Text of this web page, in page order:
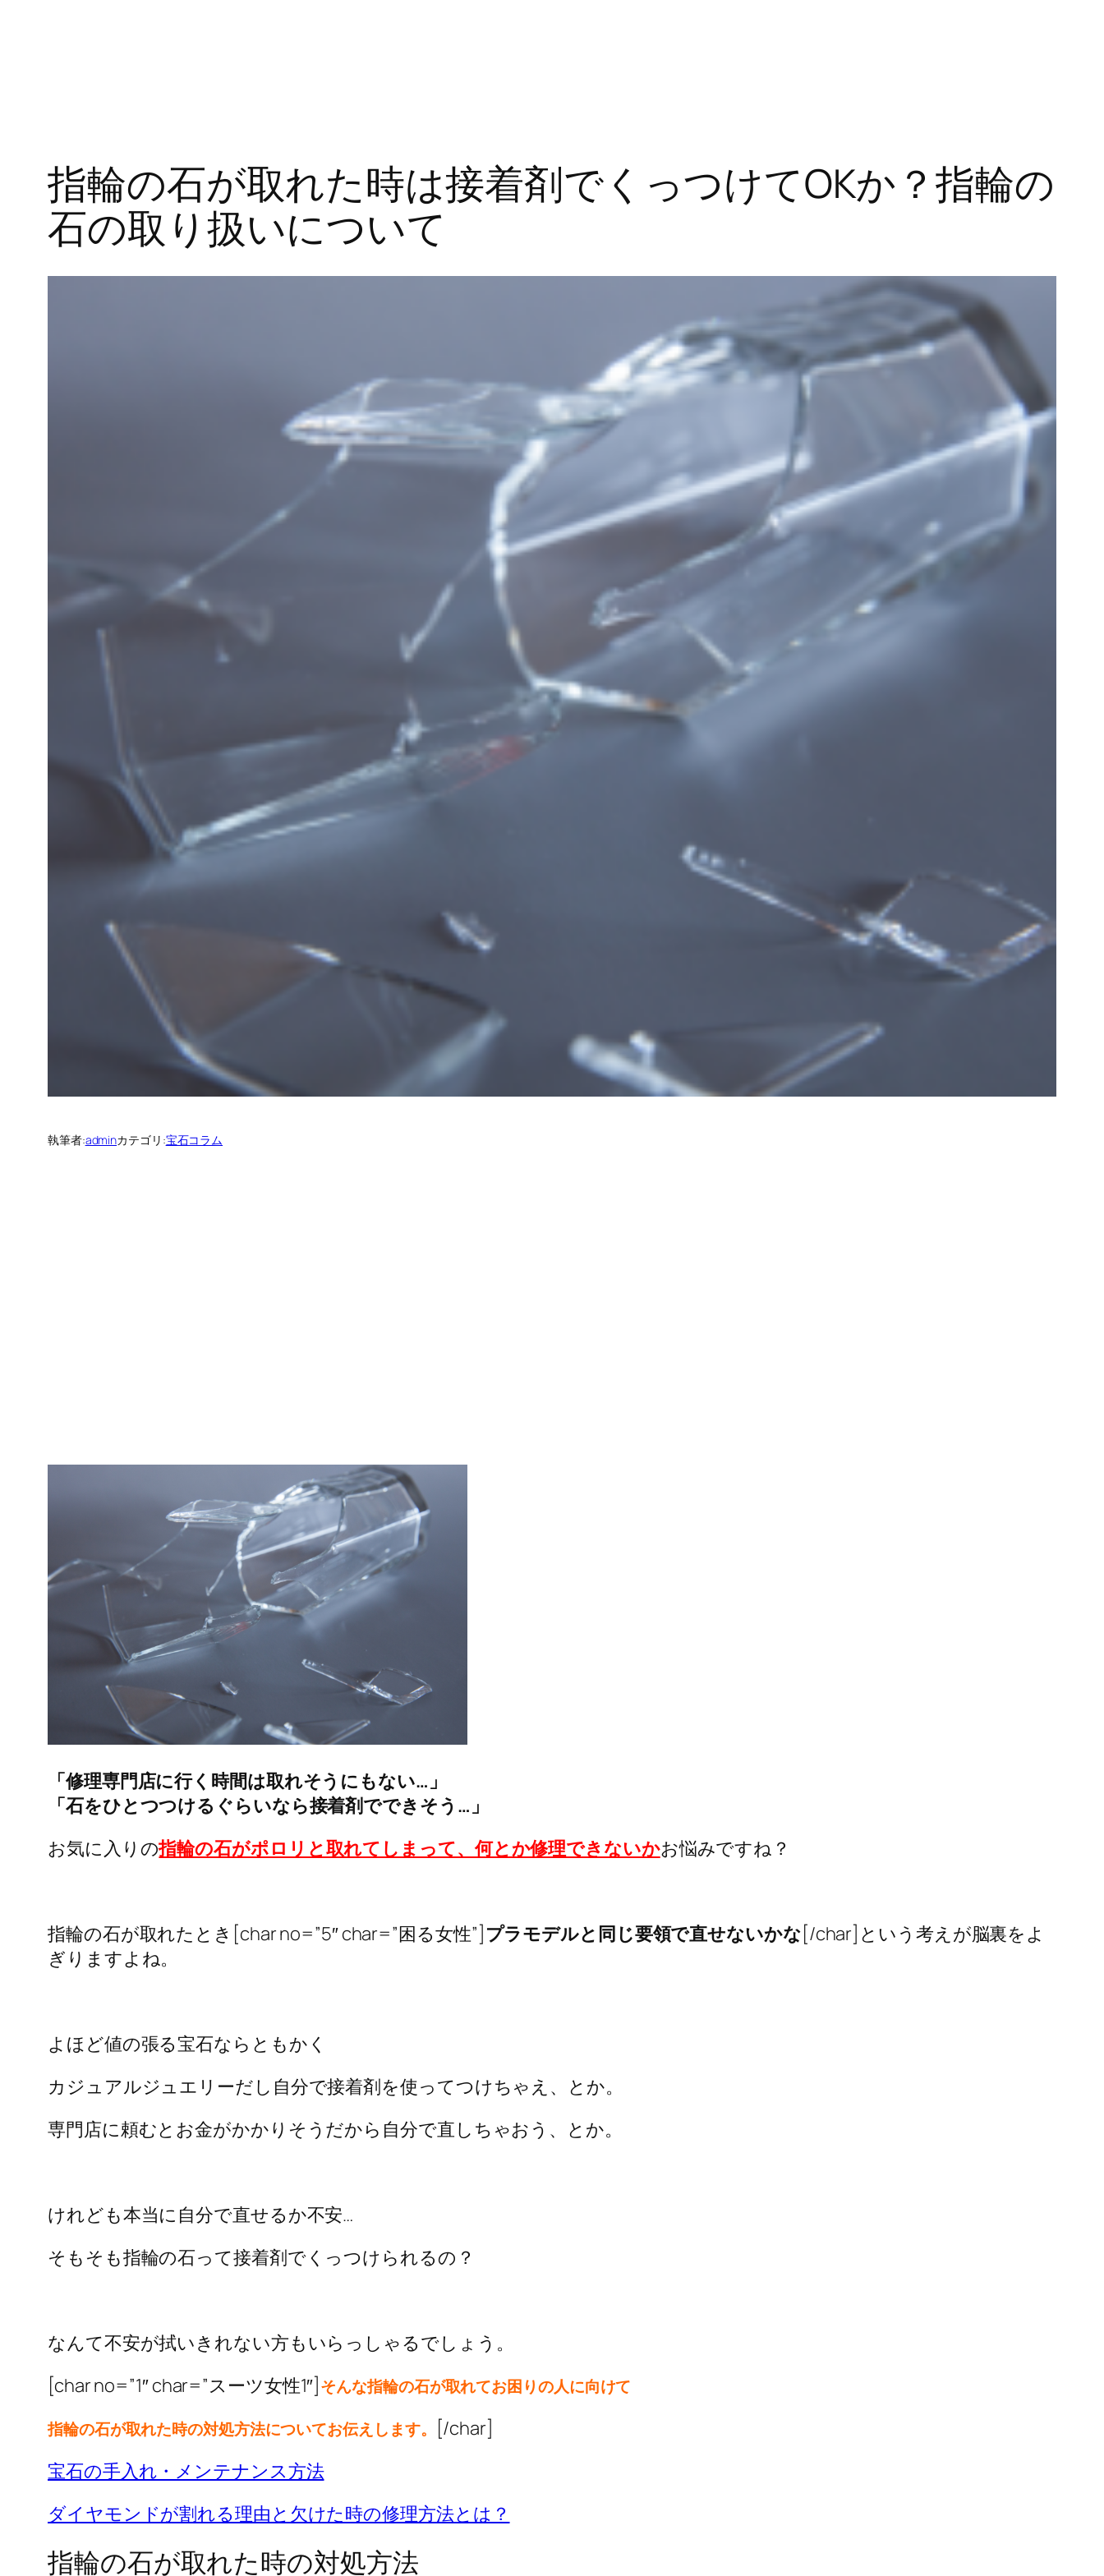
指輪の石が取れた時は接着剤でくっつけてOKか？指輪の
石の取り扱いについて
執筆者:adminカテゴリ:宝石コラム
「修理専門店に行く時間は取れそうにもない…」
「石をひとつつけるぐらいなら接着剤でできそう…」
お気に入りの指輪の石がポロリと取れてしまって、何とか修理できないかお悩みですね？
指輪の石が取れたとき[char no=”5″ char=”困る女性”] プラモデルと同じ要領で直せないかな[/char]という考えが脳裏をよ
ぎりますよね。
よほど値の張る宝石ならともかく
カジュアルジュエリーだし自分で接着剤を使ってつけちゃえ、とか。
専門店に頼むとお金がかかりそうだから自分で直しちゃおう、とか。
けれども本当に自分で直せるか不安…
そもそも指輪の石って接着剤でくっつけられるの？
なんて不安が拭いきれない方もいらっしゃるでしょう。
[char no=”1″ char=”スーツ女性1″]そんな指輪の石が取れてお困りの人に向けて
指輪の石が取れた時の対処方法についてお伝えします。
[/char]
宝石の手入れ・メンテナンス方法
ダイヤモンドが割れる理由と欠けた時の修理方法とは？
指輪の石が取れた時の対処方法